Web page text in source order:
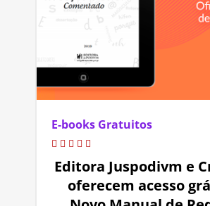
E-books Gratuitos
Editora Juspodivm e
oferecem acesso